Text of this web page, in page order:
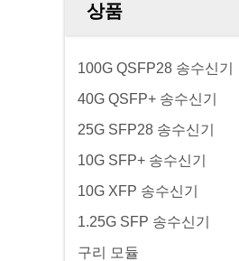
상품
100G QSFP28 송수신기
40G QSFP+ 송수신기
25G SFP28 송수신기
10G SFP+ 송수신기
10G XFP 송수신기
1.25G SFP 송수신기
구리 모듈